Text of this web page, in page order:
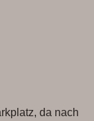
da nach